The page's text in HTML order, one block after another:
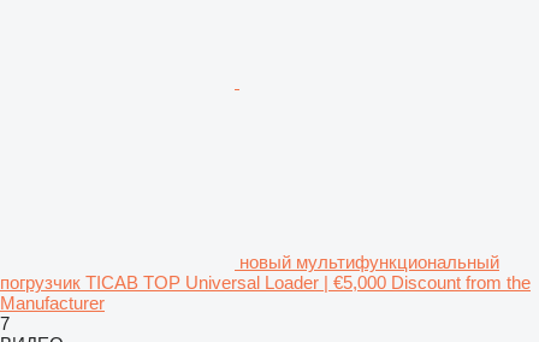
новый мультифункциональный
погрузчик TICAB TOP Universal Loader | €5,000 Discount from the
Manufacturer
7